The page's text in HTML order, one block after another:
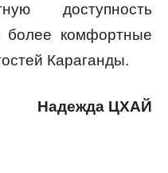
доступность
более комфортные
Караганды.
Надежда ЦХАЙ